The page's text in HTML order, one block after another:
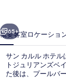
ル
の
写
65+
概要客室ロケーショ
サン カルル ホテル
トジュリアンズベ
た後は、プールバ